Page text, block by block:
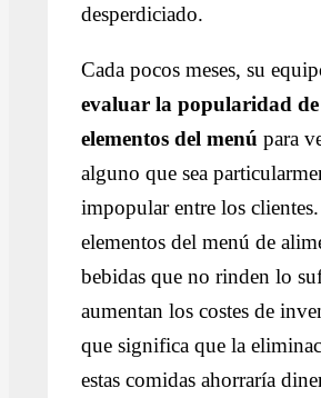
desperdiciado.
Cada pocos meses, su
evaluar la popularidad
elementos del menú para
alguno que sea
impopular entre los
elementos del menú de
bebidas que no rinden lo
aumentan los costes de
que significa que la
estas comidas ahorraría